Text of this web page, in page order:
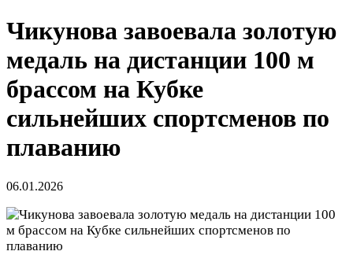
Чикунова завоевала золотую
медаль на дистанции 100 м
брассом на Кубке
сильнейших спортсменов по
плаванию
06.01.2026